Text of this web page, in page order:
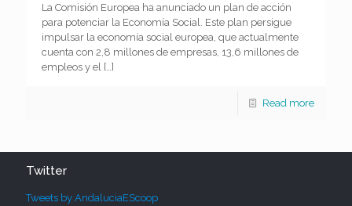
La Comisión Europea ha anunciado un plan de acción
para potenciar la Economía Social. Este plan persigue
impulsar la economía social europea, que actualmente
cuenta con 2,8 millones de empresas, 13,6 millones de
empleos y el […]
Read more
Twitter
Tweets by AndaluciaEScoop